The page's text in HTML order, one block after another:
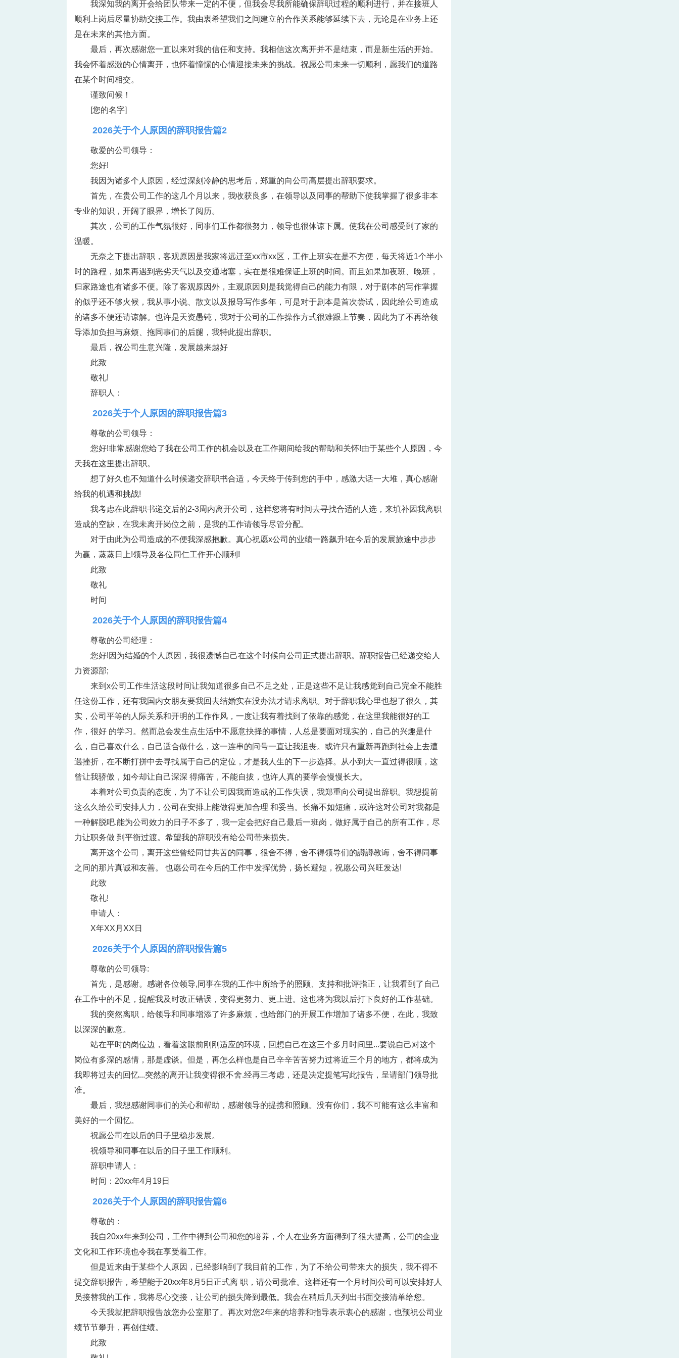
我深知我的离开会给团队带来一定的不便，但我会尽我所能确保辞职过程的顺利进行，并在接班人
顺利上岗后尽量协助交接工作。我由衷希望我们之间建立的合作关系能够延续下去，无论是在业务上还
是在未来的其他方面。
最后，再次感谢您一直以来对我的信任和支持。我相信这次离开并不是结束，而是新生活的开始。
我会怀着感激的心情离开，也怀着憧憬的心情迎接未来的挑战。祝愿公司未来一切顺利，愿我们的道路
在某个时间相交。
谨致问候！
[您的名字]
2026关于个人原因的辞职报告篇2
敬爱的公司领导：
您好!
我因为诸多个人原因，经过深刻冷静的思考后，郑重的向公司高层提出辞职要求。
首先，在贵公司工作的这几个月以来，我收获良多，在领导以及同事的帮助下使我掌握了很多非本
专业的知识，开阔了眼界，增长了阅历。
其次，公司的工作气氛很好，同事们工作都很努力，领导也很体谅下属。使我在公司感受到了家的
温暖。
无奈之下提出辞职，客观原因是我家将远迁至xx市xx区，工作上班实在是不方便，每天将近1个半小
时的路程，如果再遇到恶劣天气以及交通堵塞，实在是很难保证上班的时间。而且如果加夜班、晚班，
归家路途也有诸多不便。除了客观原因外，主观原因则是我觉得自己的能力有限，对于剧本的写作掌握
的似乎还不够火候，我从事小说、散文以及报导写作多年，可是对于剧本是首次尝试，因此给公司造成
的诸多不便还请谅解。也许是天资愚钝，我对于公司的工作操作方式很难跟上节奏，因此为了不再给领
导添加负担与麻烦、拖同事们的后腿，我特此提出辞职。
最后，祝公司生意兴隆，发展越来越好
此致
敬礼!
辞职人：
2026关于个人原因的辞职报告篇3
尊敬的公司领导：
您好!非常感谢您给了我在公司工作的机会以及在工作期间给我的帮助和关怀!由于某些个人原因，今
天我在这里提出辞职。
想了好久也不知道什么时候递交辞职书合适，今天终于传到您的手中，感激大话一大堆，真心感谢
给我的机遇和挑战!
我考虑在此辞职书递交后的2-3周内离开公司，这样您将有时间去寻找合适的人选，来填补因我离职
造成的空缺，在我未离开岗位之前，是我的工作请领导尽管分配。
对于由此为公司造成的不便我深感抱歉。真心祝愿x公司的业绩一路飙升!在今后的发展旅途中步步
为赢，蒸蒸日上!领导及各位同仁工作开心顺利!
此致
敬礼
时间
2026关于个人原因的辞职报告篇4
尊敬的公司经理：
您好!因为结婚的个人原因，我很遗憾自己在这个时候向公司正式提出辞职。辞职报告已经递交给人
力资源部;
来到x公司工作生活这段时间让我知道很多自己不足之处，正是这些不足让我感觉到自己完全不能胜
任这份工作，还有我国内女朋友要我回去结婚实在没办法才请求离职。对于辞职我心里也想了很久，其
实，公司平等的人际关系和开明的工作作风，一度让我有着找到了依靠的感觉，在这里我能很好的工
作，很好 的学习。然而总会发生点生活中不愿意抉择的事情，人总是要面对现实的，自己的兴趣是什
么，自己喜欢什么，自己适合做什么，这一连串的问号一直让我沮丧。或许只有重新再跑到社会上去遭
遇挫折，在不断打拼中去寻找属于自己的定位，才是我人生的下一步选择。从小到大一直过得很顺，这
曾让我骄傲，如今却让自己深深 得痛苦，不能自拔，也许人真的要学会慢慢长大。
本着对公司负责的态度，为了不让公司因我而造成的工作失误，我郑重向公司提出辞职。我想提前
这么久给公司安排人力，公司在安排上能做得更加合理 和妥当。长痛不如短痛，或许这对公司对我都是
一种解脱吧.能为公司效力的日子不多了，我一定会把好自己最后一班岗，做好属于自己的所有工作，尽
力让职务做 到平衡过渡。希望我的辞职没有给公司带来损失。
离开这个公司，离开这些曾经同甘共苦的同事，很舍不得，舍不得领导们的譐譐教诲，舍不得同事
之间的那片真诚和友善。 也愿公司在今后的工作中发挥优势，扬长避短，祝愿公司兴旺发达!
此致
敬礼!
申请人：
X年XX月XX日
2026关于个人原因的辞职报告篇5
尊敬的公司领导:
首先，是感谢。感谢各位领导,同事在我的工作中所给予的照顾、支持和批评指正，让我看到了自己
在工作中的不足，提醒我及时改正错误，变得更努力、更上进。这也将为我以后打下良好的工作基础。
我的突然离职，给领导和同事增添了许多麻烦，也给部门的开展工作增加了诸多不便，在此，我致
以深深的歉意。
站在平时的岗位边，看着这眼前刚刚适应的环境，回想自己在这三个多月时间里...要说自己对这个
岗位有多深的感情，那是虚谈。但是，再怎么样也是自己辛辛苦苦努力过将近三个月的地方，都将成为
我即将过去的回忆...突然的离开让我变得很不舍.经再三考虑，还是决定提笔写此报告，呈请部门领导批
准。
最后，我想感谢同事们的关心和帮助，感谢领导的提携和照顾。没有你们，我不可能有这么丰富和
美好的一个回忆。
祝愿公司在以后的日子里稳步发展。
祝领导和同事在以后的日子里工作顺利。
辞职申请人：
时间：20xx年4月19日
2026关于个人原因的辞职报告篇6
尊敬的：
我自20xx年来到公司，工作中得到公司和您的培养，个人在业务方面得到了很大提高，公司的企业
文化和工作环境也令我在享受着工作。
但是近来由于某些个人原因，已经影响到了我目前的工作，为了不给公司带来大的损失，我不得不
提交辞职报告，希望能于20xx年8月5日正式离 职，请公司批准。这样还有一个月时间公司可以安排好人
员接替我的工作，我将尽心交接，让公司的损失降到最低。我会在稍后几天列出书面交接清单给您。
今天我就把辞职报告放您办公室那了。再次对您2年来的培养和指导表示衷心的感谢，也预祝公司业
绩节节攀升，再创佳绩。
此致